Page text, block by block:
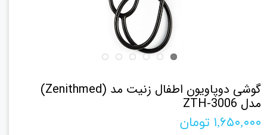
گوشی دوپاویون اطفال زنیت مد (Zenithmed)
مدل ZTH-3006
۱,۶۵۰,۰۰۰ تومان